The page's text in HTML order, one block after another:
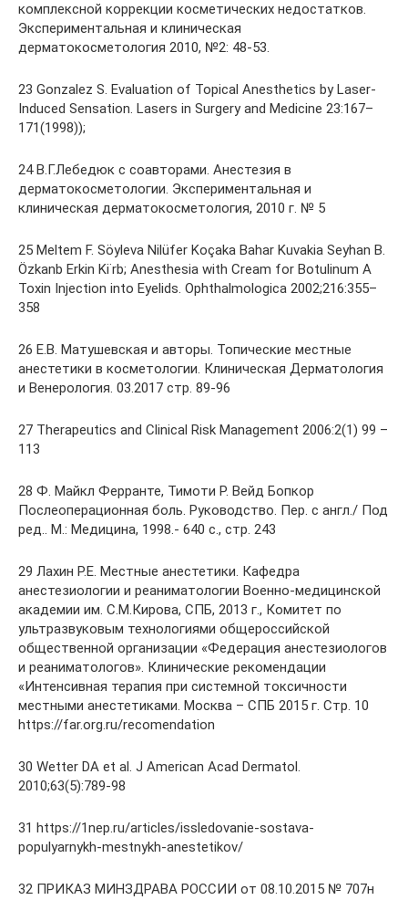
комплексной коррекции косметических недостатков.
Экспериментальная и клиническая
дерматокосметология 2010, №2: 48-53.
23 Gonzalez S. Evaluation of Topical Anesthetics by Laser-
Induced Sensation. Lasers in Surgery and Medicine 23:167–
171(1998));
24 В.Г.Лебедюк с соавторами. Анестезия в
дерматокосметологии. Экспериментальная и
клиническая дерматокосметология, 2010 г. № 5
25 Meltem F. Söyleva Nilüfer Koçaka Bahar Kuvakia Seyhan B.
Özkanb Erkin Ki˙rb; Anesthesia with Cream for Botulinum A
Toxin Injection into Eyelids. Ophthalmologica 2002;216:355–
358
26 Е.В. Матушевская и авторы. Топические местные
анестетики в косметологии. Клиническая Дерматология
и Венерология. 03.2017 стр. 89-96
27 Therapeutics and Clinical Risk Management 2006:2(1) 99 –
113
28 Ф. Майкл Ферранте, Тимоти Р. Вейд Бопкор
Послеоперационная боль. Руководство. Пер. с англ./ Под
ред.. М.: Медицина, 1998.- 640 с., стр. 243
29 Лахин Р.Е. Местные анестетики. Кафедра
анестезиологии и реаниматологии Военно-медицинской
академии им. С.М.Кирова, СПБ, 2013 г., Комитет по
ультразвуковым технологиями общероссийской
общественной организации «Федерация анестезиологов
и реаниматологов». Клинические рекомендации
«Интенсивная терапия при системной токсичности
местными анестетиками. Москва – СПБ 2015 г. Стр. 10
https://far.org.ru/recomendation
30 Wetter DA et al. J American Acad Dermatol.
2010;63(5):789-98
31 https://1nep.ru/articles/issledovanie-sostava-
populyarnykh-mestnykh-anestetikov/
32 ПРИКАЗ МИНЗДРАВА РОССИИ от 08.10.2015 № 707н